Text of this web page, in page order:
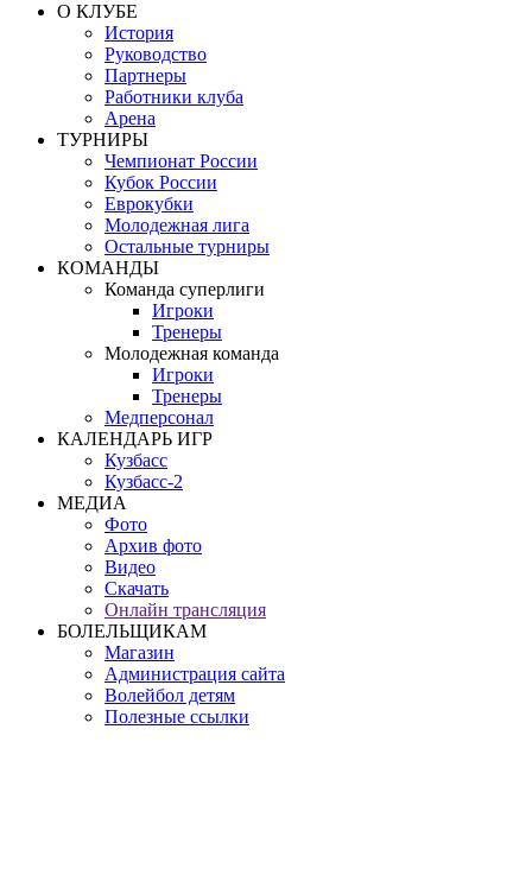
О КЛУБЕ
История
Руководство
Партнеры
Работники клуба
Арена
ТУРНИРЫ
Чемпионат России
Кубок России
Еврокубки
Молодежная лига
Остальные турниры
КОМАНДЫ
Команда суперлиги
Игроки
Тренеры
Молодежная команда
Игроки
Тренеры
Медперсонал
КАЛЕНДАРЬ ИГР
Кузбасс
Кузбасс-2
МЕДИА
Фото
Архив фото
Видео
Скачать
Онлайн трансляция
БОЛЕЛЬЩИКАМ
Магазин
Администрация сайта
Волейбол детям
Полезные ссылки